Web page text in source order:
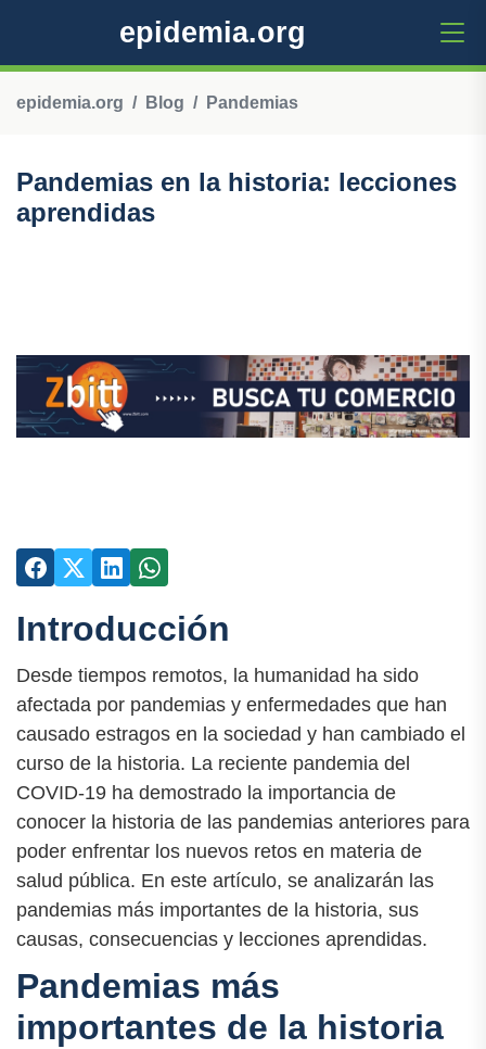
epidemia.org
epidemia.org Blog Pandemias
Pandemias en la historia: lecciones
aprendidas
Introducción
Desde tiempos remotos, la humanidad ha sido
afectada por pandemias y enfermedades que han
causado estragos en la sociedad y han cambiado el
curso de la historia. La reciente pandemia del
COVID-19 ha demostrado la importancia de
conocer la historia de las pandemias anteriores para
poder enfrentar los nuevos retos en materia de
salud pública. En este artículo, se analizarán las
pandemias más importantes de la historia, sus
causas, consecuencias y lecciones aprendidas.
Pandemias más
importantes de la historia